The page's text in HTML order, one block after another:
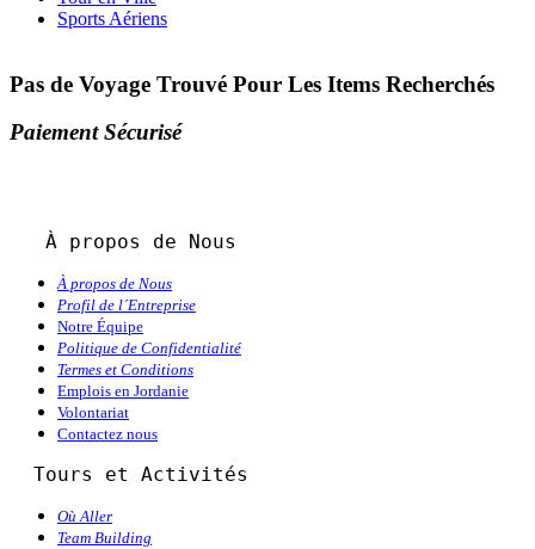
Sports Aériens
Pas de Voyage Trouvé Pour Les Items Recherchés
Paiement Sécurisé
À propos de Nous
À propos de Nous
Profil de l´Entreprise
Notre Équipe
Politique de Confidentialité
Termes et Conditions
Emplois en Jordanie
Volontariat
Contactez nous
Tours et Activités
Où Aller
Team Building